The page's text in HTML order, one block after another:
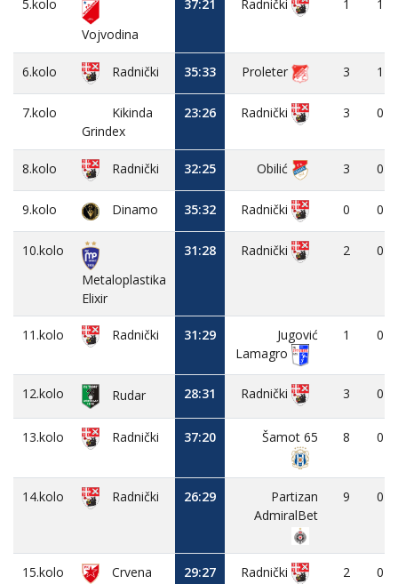
5.kolo
Vojvodina
37:21 Radnički 1 1
6.kolo Radnički 35:33 Proleter 3 1
7.kolo
Kikinda
Grindex
23:26 Radnički 3 0
8.kolo Radnički 32:25 Obilić 3 0
9.kolo Dinamo 35:32 Radnički 0 0
10.kolo
Metaloplastika
Elixir
31:28 Radnički 2 0
11.kolo Radnički 31:29
Jugović
Lamagro
1 0
12.kolo Rudar 28:31 Radnički 3 0
13.kolo Radnički 37:20 Šamot 65 8 0
14.kolo Radnički 26:29
Partizan
AdmiralBet
9 0
15.kolo
Crvena
29:27 Radnički 2 0